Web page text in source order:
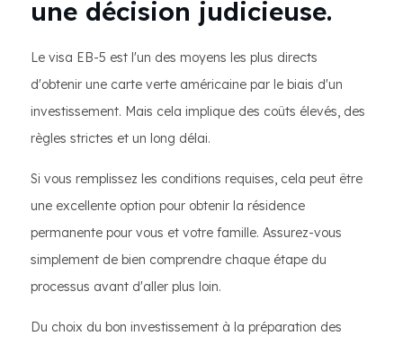
une décision judicieuse.
Le visa EB-5 est l'un des moyens les plus directs
d'obtenir une carte verte américaine par le biais d'un
investissement. Mais cela implique des coûts élevés, des
règles strictes et un long délai.
Si vous remplissez les conditions requises, cela peut être
une excellente option pour obtenir la résidence
permanente pour vous et votre famille. Assurez-vous
simplement de bien comprendre chaque étape du
processus avant d'aller plus loin.
Du choix du bon investissement à la préparation des